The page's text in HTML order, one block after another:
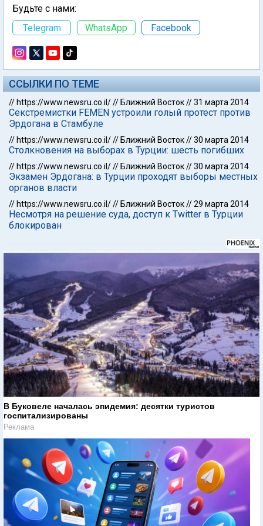
Будьте с нами:
Telegram
WhatsApp Facebook
ССЫЛКИ ПО ТЕМЕ
// https://www.newsru.co.il/// Ближний Восток//31 марта 2014
Секстремистки FEMEN устроили голый протест против
Эрдогана в Стамбуле
// https://www.newsru.co.il/// Ближний Восток//30 марта 2014
Столкновения на выборах в Турции: шесть погибших
// https://www.newsru.co.il/// Ближний Восток//30 марта 2014
Экзамен Эрдогана: в Турции проходят выборы местных
органов власти
// https://www.newsru.co.il/// Ближний Восток//29 марта 2014
Несмотря на решение суда, доступ к Twitter в Турции
блокирован
В Буковеле началась эпидемия: десятки туристов
госпитализированы
Реклама